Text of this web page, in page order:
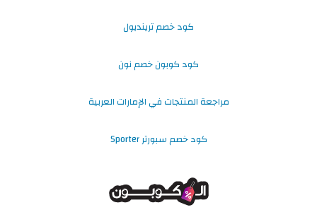
كود خصم ترينديول
كود كوبون خصم نون
مراجعة المنتجات في الإمارات العربية
كود خصم سبورتر Sporter